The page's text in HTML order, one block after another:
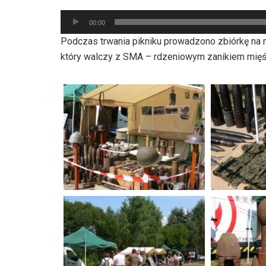
Odtwarzacz
plików
dźwiękowych
00:00
Podczas trwania pikniku prowadzono zbiórkę
który walczy z SMA – rdzeniowym zanikiem